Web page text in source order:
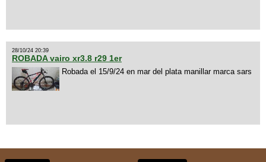
28/10/24 20:39
ROBADA vairo xr3.8 r29 1er
Robada el 15/9/24 en mar del plata manillar marca sars